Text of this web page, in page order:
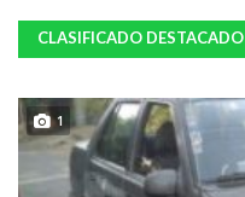
CLASIFICADO DESTACADO
1